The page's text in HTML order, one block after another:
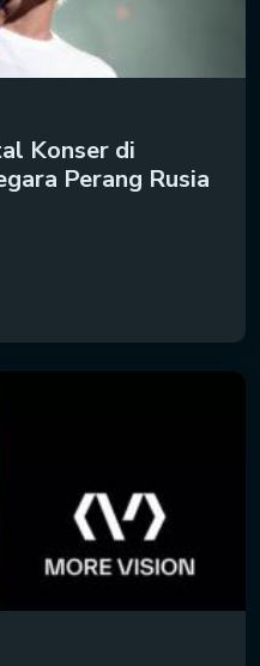
Konser di
Perang Rusia